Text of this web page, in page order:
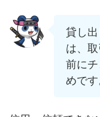
貸し
は、
前に
めです